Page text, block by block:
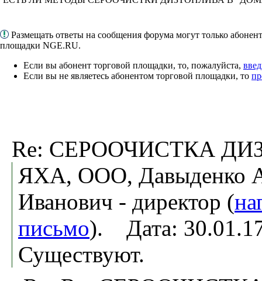
Размещать ответы на сообщения форума могут только
площадки NGE.RU.
Если вы абонент торговой площадки, то, пожалуйста,
Если вы не являетесь абонентом торговой площадки, то
Re: СЕРООЧИСТКА
ЯХА, ООО, Давыденко
Иванович - директор (
письмо). Дата:
Существуют.